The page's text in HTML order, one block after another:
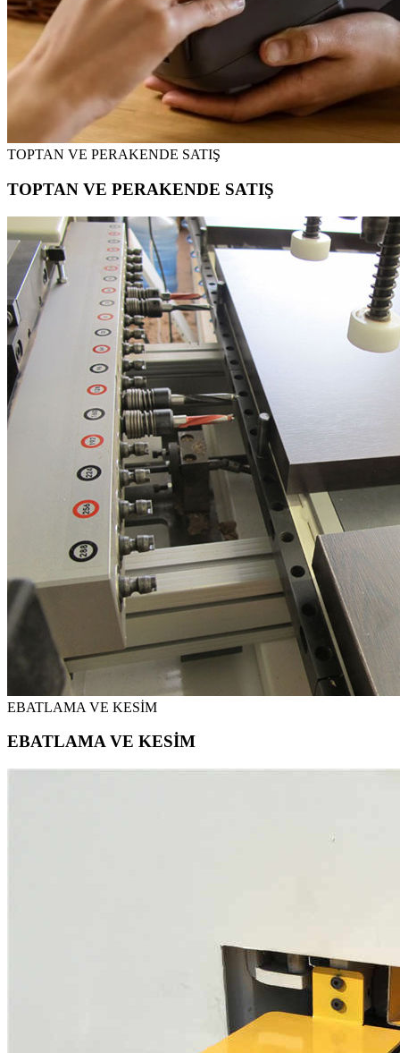
TOPTAN VE PERAKENDE SATIŞ
TOPTAN VE PERAKENDE SATIŞ
EBATLAMA VE KESİM
EBATLAMA VE KESİM